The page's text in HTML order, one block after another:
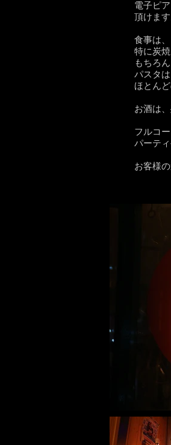
電子ピ
頂けま
食事は
特に炭
もちろ
パスタ
ほとん
お酒は
フルコ
パーテ
お客様